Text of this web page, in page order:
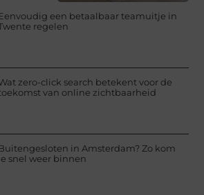
een betaalbaar teamuitje in
regelen
zero-click search betekent voor de
van online zichtbaarheid
in Amsterdam? Zo kom
snel weer binnen